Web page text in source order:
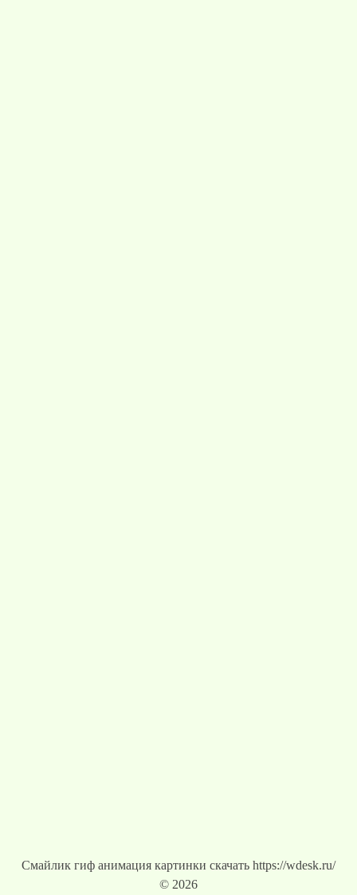
Смайлик гиф анимация картинки скачать https://wdesk.ru/
© 2026